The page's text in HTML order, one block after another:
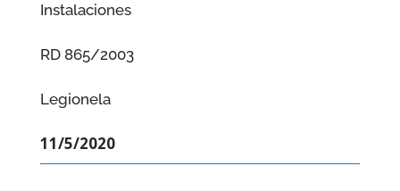
Instalaciones
RD 865/2003
Legionela
11/5/2020